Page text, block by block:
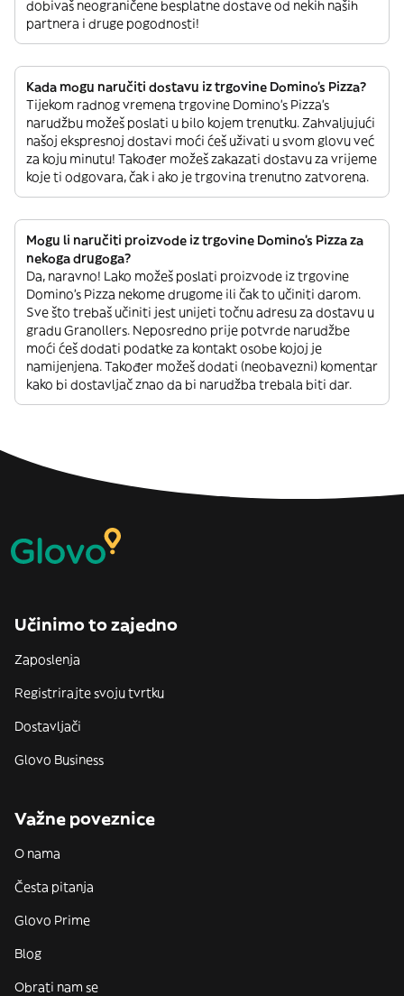
dobivaš neograničene besplatne dostave od nekih naših
partnera i druge pogodnosti!
Kada mogu naručiti dostavu iz trgovine Domino's Pizza?
Tijekom radnog vremena trgovine Domino's Pizza’s
narudžbu možeš poslati u bilo kojem trenutku. Zahvaljujući
našoj ekspresnoj dostavi moći ćeš uživati u svom glovu već
za koju minutu! Također možeš zakazati dostavu za vrijeme
koje ti odgovara, čak i ako je trgovina trenutno zatvorena.
Mogu li naručiti proizvode iz trgovine Domino's Pizza za
nekoga drugoga?
Da, naravno! Lako možeš poslati proizvode iz trgovine
Domino's Pizza nekome drugome ili čak to učiniti darom.
Sve što trebaš učiniti jest unijeti točnu adresu za dostavu u
gradu Granollers. Neposredno prije potvrde narudžbe
moći ćeš dodati podatke za kontakt osobe kojoj je
namijenjena. Također možeš dodati (neobavezni) komentar
kako bi dostavljač znao da bi narudžba trebala biti dar.
Učinimo to zajedno
Zaposlenja
Registrirajte svoju tvrtku
Dostavljači
Glovo Business
Važne poveznice
O nama
Česta pitanja
Glovo Prime
Blog
Obrati nam se